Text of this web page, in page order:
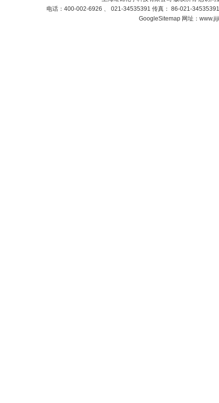
电话：400-002-6926 、 021-34535391 传真： 86-021-
GoogleSitemap 网址：